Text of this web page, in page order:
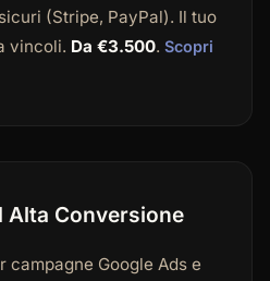
(Stripe, PayPal). Il tuo
vincoli. Da €3.500. Scopri
Alta Conversione
campagne Google Ads e